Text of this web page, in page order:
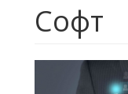
Софт